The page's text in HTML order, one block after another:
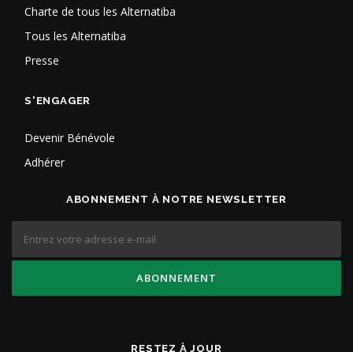
Charte de tous les Alternatiba
Tous les Alternatiba
Presse
S'ENGAGER
Devenir Bénévole
Adhérer
ABONNEMENT À NOTRE NEWSLETTER
RESTEZ À JOUR